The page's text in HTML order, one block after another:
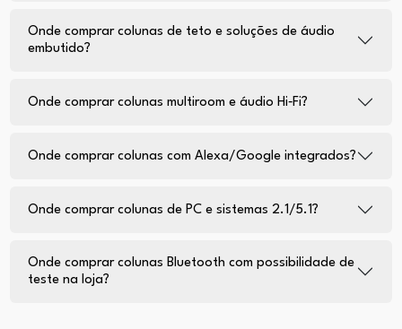
Onde comprar colunas de teto e soluções de áudio
embutido?
Onde comprar colunas multiroom e áudio Hi‑Fi?
Onde comprar colunas com Alexa/Google integrados?
Onde comprar colunas de PC e sistemas 2.1/5.1?
Onde comprar colunas Bluetooth com possibilidade de
teste na loja?